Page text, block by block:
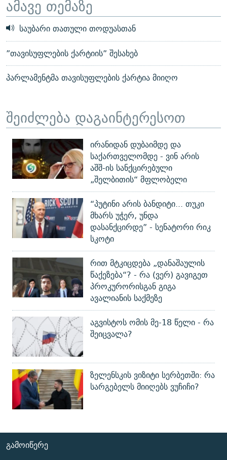
ამავე თემაზე
საუბარი თათული თოდუასთან
”თავისუფლების ქარტიის” შესახებ
პარლამენტმა თავისუფლების ქარტია მიიღო
შეიძლება დაგაინტერესოთ
ირანიდან დუბაიმდე და
საქართველომდე - ვინ არის
აშშ-ის სანქცირებული
„შელბითის“ მფლობელი
“პუტინი არის ბანდიტი... თუკი
მხარს უჭერ, უნდა
დასანქცირდე” - სენატორი რიკ
სკოტი
რით მტკიცდება „დანაშაულის
წაქეზება“? - რა (ვერ) გავიგეთ
პროკურორისგან გიგა
ავალიანის საქმეზე
აგვისტოს ომის მე-18 წელი - რა
შეიცვალა?
ზელენსკის ვიზიტი სერბეთში: რა
სარგებელს მიიღებს ვუჩიჩი?
ᲒᲐᲛᲝᲘᲬᲔᲠᲔ